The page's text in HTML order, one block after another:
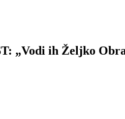
„Vodi ih Željko